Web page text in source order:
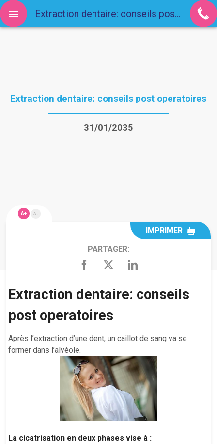
Extraction dentaire: conseils post operatoires
31/01/2035
A+ A-
IMPRIMER
PARTAGER:
Extraction dentaire: conseils
post operatoires
Après l’extraction d’une dent, un caillot de sang va se
former dans l’alvéole.
La cicatrisation en deux phases vise à :
Extraction dentaire: conseils post operatoires